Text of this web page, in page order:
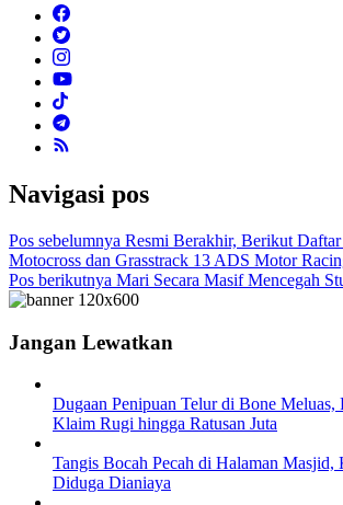
Navigasi pos
Pos sebelumnya Resmi Berakhir, Berikut
Motocross dan Grasstrack 13 ADS Motor
Pos berikutnya Mari Secara Masif Mencegah
Jangan Lewatkan
Dugaan Penipuan Telur di Bone Meluas,
Klaim Rugi hingga Ratusan Juta
Tangis Bocah Pecah di Halaman Masjid,
Diduga Dianiaya